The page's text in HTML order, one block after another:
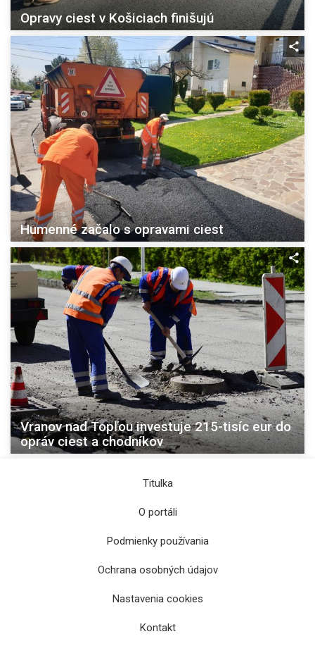
Opravy ciest v Košiciach finišujú
Humenné začalo s opravami ciest
Vranov nad Topľou investuje 215-tisíc eur do
opráv ciest a chodníkov
Titulka
O portáli
Podmienky používania
Ochrana osobných údajov
Nastavenia cookies
Kontakt